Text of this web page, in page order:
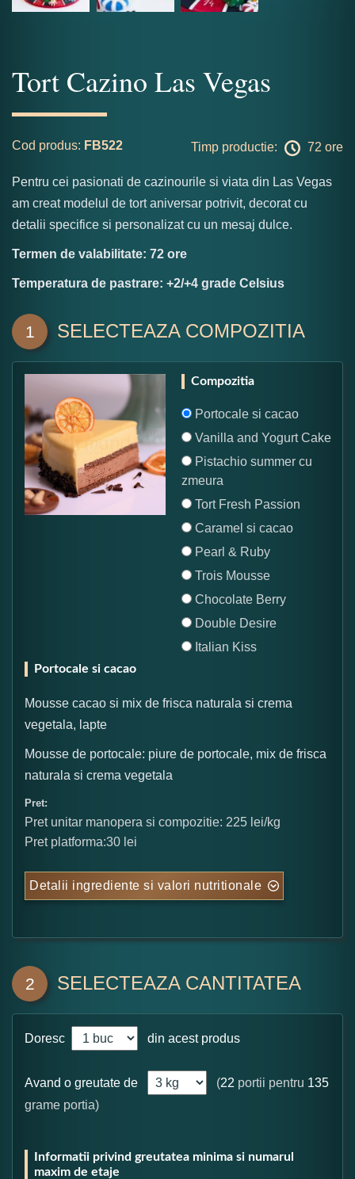
Tort Cazino Las Vegas
Cod produs: FB522 Timp productie: 72 ore
Pentru cei pasionati de cazinourile si viata din Las Vegas
am creat modelul de tort aniversar potrivit, decorat cu
detalii specifice si personalizat cu un mesaj dulce.
Termen de valabilitate: 72 ore
Temperatura de pastrare: +2/+4 grade Celsius
1 SELECTEAZA COMPOZITIA
Compozitia
Portocale si cacao
Vanilla and Yogurt Cake
Pistachio summer cu
zmeura
Tort Fresh Passion
Caramel si cacao
Pearl & Ruby
Trois Mousse
Chocolate Berry
Double Desire
Italian Kiss
Portocale si cacao
Mousse cacao si mix de frisca naturala si crema
vegetala, lapte
Mousse de portocale: piure de portocale, mix de frisca
naturala si crema vegetala
Pret:
Pret unitar manopera si compozitie: 225 lei/kg
Pret platforma:30 lei
Detalii ingrediente si valori nutritionale
2 SELECTEAZA CANTITATEA
Doresc din acest produs
Avand o greutate de (22 portii pentru 135
grame portia)
Informatii privind greutatea minima si numarul
maxim de etaje